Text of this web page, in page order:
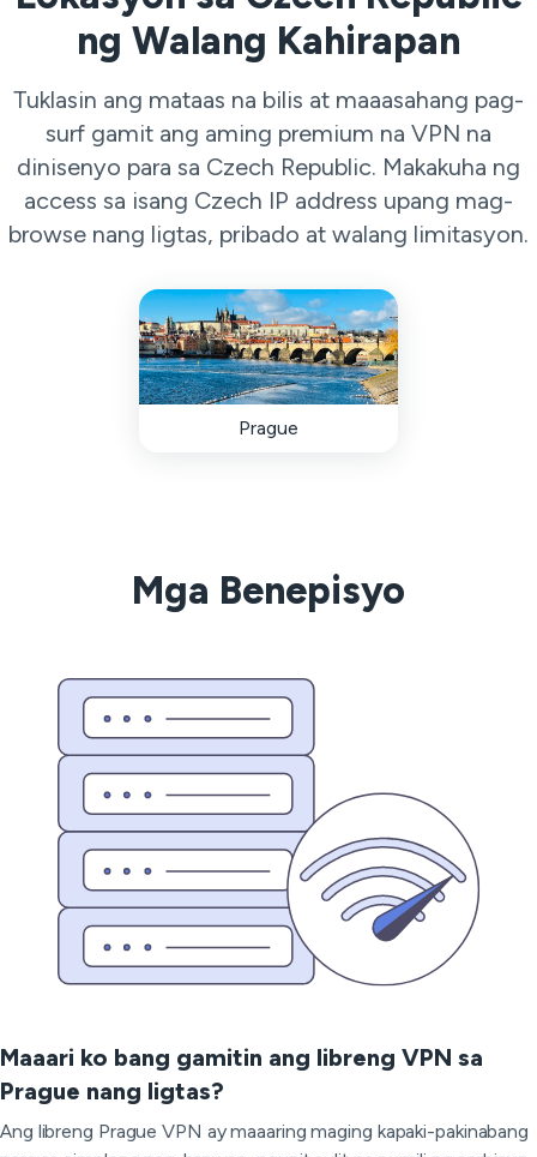
ng Walang Kahirapan
Tuklasin ang mataas na bilis at maaasahang pag-
surf gamit ang aming premium na VPN na
dinisenyo para sa Czech Republic. Makakuha ng
access sa isang Czech IP address upang mag-
browse nang ligtas, pribado at walang limitasyon.
Prague
Mga Benepisyo
Maaari ko bang gamitin ang libreng VPN sa
Prague nang ligtas?
Ang libreng Prague VPN ay maaaring maging kapaki-pakinabang